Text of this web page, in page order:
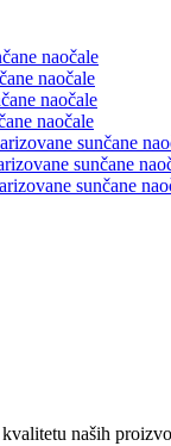
naočale
naočale
naočale
naočale
sunčane
sunčane
sunčane
naših